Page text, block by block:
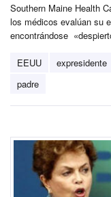
Southern Maine Health
los médicos evalúan su
encontrándose
EEUU expresidente
padre